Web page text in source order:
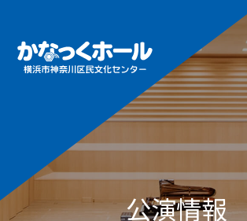
公演情報